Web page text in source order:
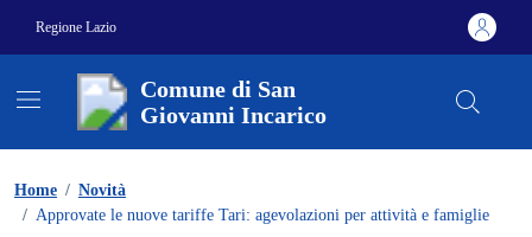
Regione Lazio
Comune di San
Giovanni Incarico
Home / Novità
/ Approvate le nuove tariffe Tari: agevolazioni per attività e famiglie